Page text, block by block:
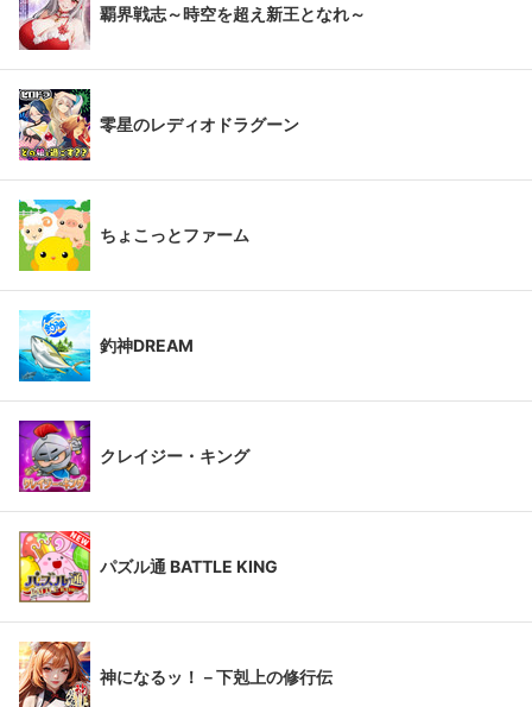
覇界戦志～時空を超え新王となれ～
零星のレディオドラグーン
ちょこっとファーム
釣神DREAM
クレイジー・キング
パズル通 BATTLE KING
神になるッ！－下剋上の修行伝